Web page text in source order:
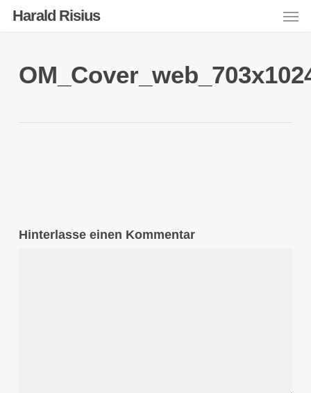
Harald Risius
Hinterlasse einen Kommentar